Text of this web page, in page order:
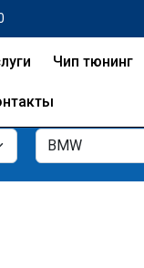
Чип тюнинг